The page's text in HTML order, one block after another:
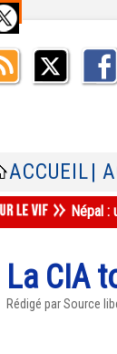
ACCUEIL |
Népal :
La CIA
Rédigé par Source